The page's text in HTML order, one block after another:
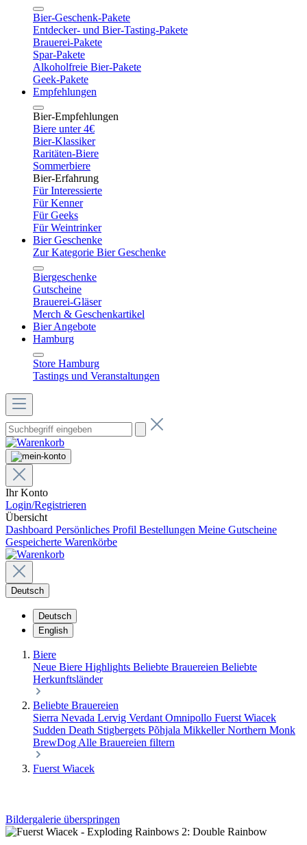
Bier-Geschenk-Pakete
Entdecker- und Bier-Tasting-Pakete
Brauerei-Pakete
Spar-Pakete
Alkoholfreie Bier-Pakete
Geek-Pakete
Empfehlungen
Bier-Empfehlungen
Biere unter 4€
Bier-Klassiker
Raritäten-Biere
Sommerbiere
Bier-Erfahrung
Für Interessierte
Für Kenner
Für Geeks
Für Weintrinker
Bier Geschenke
Zur Kategorie Bier Geschenke
Biergeschenke
Gutscheine
Brauerei-Gläser
Merch & Geschenkartikel
Bier Angebote
Hamburg
Store Hamburg
Tastings und Veranstaltungen
Ihr Konto
Login/Registrieren
Übersicht
Dashboard Persönliches Profil Bestellungen Meine Gutscheine
Gespeicherte Warenkörbe
Deutsch
Deutsch
English
Biere
Neue Biere Highlights Beliebte Brauereien Beliebte
Herkunftsländer
Beliebte Brauereien
Sierra Nevada Lervig Verdant Omnipollo Fuerst Wiacek
Sudden Death Stigbergets Põhjala MikkellerNorthern Monk
BrewDog Alle Brauereien filtern
Fuerst Wiacek
Bildergalerie überspringen